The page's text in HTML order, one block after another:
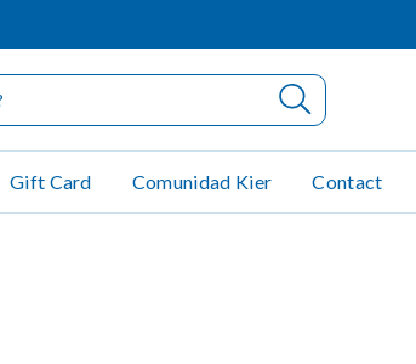
Gift Card Comunidad Kier Contact